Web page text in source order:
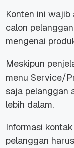
Konten ini
calon
mengenai
Meskipun
menu Service/
saja pelanggan
lebih dalam.
Informasi
pelanggan